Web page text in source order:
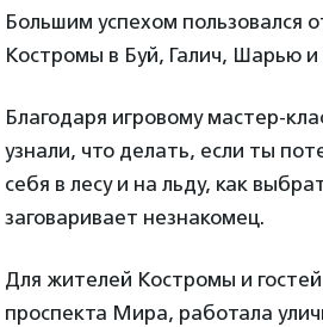
Большим успехом пользовался
Костромы в Буй, Галич, Шарью и
Благодаря игровому мастер-
узнали, что делать, если ты
себя в лесу и на льду, как
заговаривает незнакомец.
Для жителей Костромы и
проспекта Мира, работала